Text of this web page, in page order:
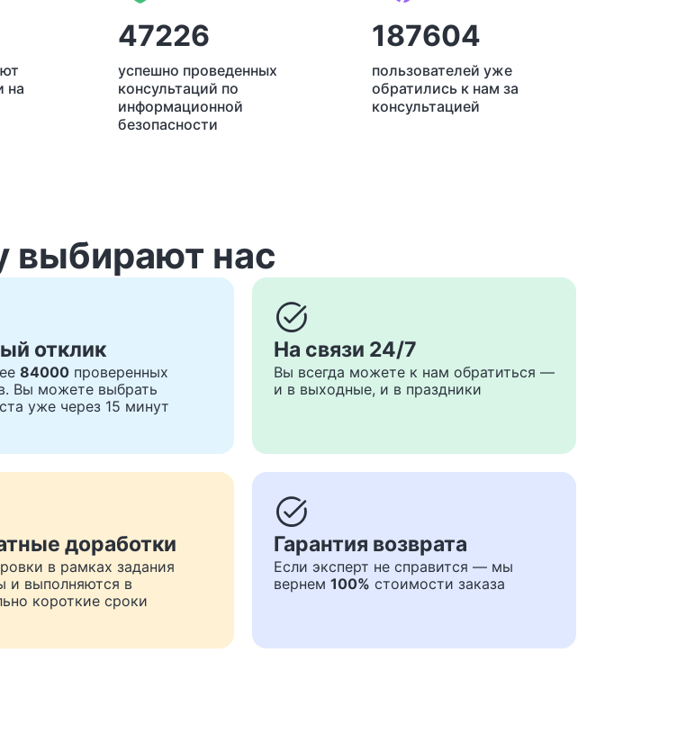
на
47226
успешно проведенных
консультаций по
информационной
безопасности
187604
пользователей уже
обратились к нам за
консультацией
выбирают нас
отклик
84000 проверенных
Вы можете выбрать
уже через 15 минут
task_alt
На связи 24/7
Вы всегда можете к нам обратиться —
и в выходные, и в праздники
доработки
в рамках задания
и выполняются в
короткие сроки
task_alt
Гарантия возврата
Если эксперт не справится — мы
вернем 100% стоимости заказа